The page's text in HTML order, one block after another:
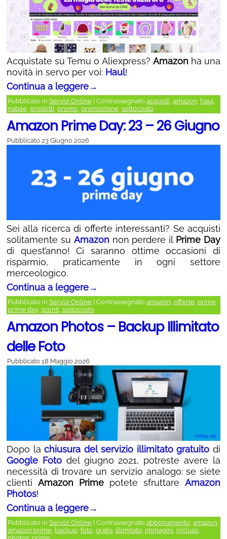
Acquistate su Temu o Aliexpress? Amazon ha una
novità in servo per voi: Haul!
Continua a leggere→
Pubblicato in Servizi Online Contrassegnato acquisti, amazon, haul,
natale, prodotti, promo, promozione, sottocosto
Amazon Prime Day: 23 – 26 Giugno
Pubblicato 23 Giugno 2026
Sei alla ricerca di offerte interessanti? Se acquisti
solitamente su Amazon non perdere il Prime Day
di quest’anno! Ci saranno ottime occasioni di
risparmio, praticamente in ogni settore
merceologico.
Continua a leggere→
Pubblicato in Servizi Online Contrassegnato amazon, offerte, prime,
prime day, sconti, sottocosto
Amazon Photos – Backup Illimitato
delle Foto
Pubblicato 18 Maggio 2026
Dopo lachiusura del servizio illimitato gratuito di
Google Fotodel giugno 2021, potreste avere la
necessità di trovare un servizio analogo: se siete
clienti Amazon Prime potete sfruttare Amazon
Photos!
Continua a leggere→
Pubblicato in Servizi Online Contrassegnato abbonamento, amazon,
amazon prime, backup, foto, gratis, illimitato, immagini, incluso,